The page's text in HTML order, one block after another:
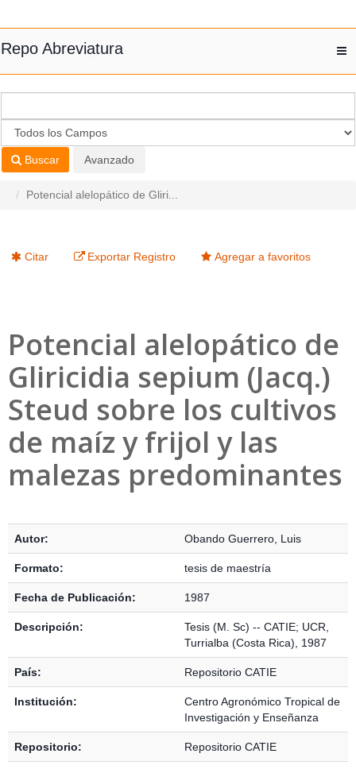
Repo Abreviatura
Buscar Avanzado
Potencial alelopático de Gliri...
Citar Exportar Registro Agregar a favoritos
Potencial alelopático de
Gliricidia sepium (Jacq.)
Steud sobre los cultivos
de maíz y frijol y las
malezas predominantes
Autor: Obando Guerrero, Luis
Formato: tesis de maestría
Fecha de Publicación: 1987
Descripción:
Tesis (M. Sc) -- CATIE; UCR,
Turrialba (Costa Rica), 1987
País: Repositorio CATIE
Institución:
Centro Agronómico Tropical de
Investigación y Enseñanza
Repositorio: Repositorio CATIE